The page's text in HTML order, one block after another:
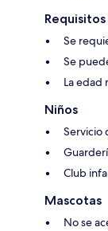
Se
Se
La edad
Niños
Servicio
Club
Mascotas
No se